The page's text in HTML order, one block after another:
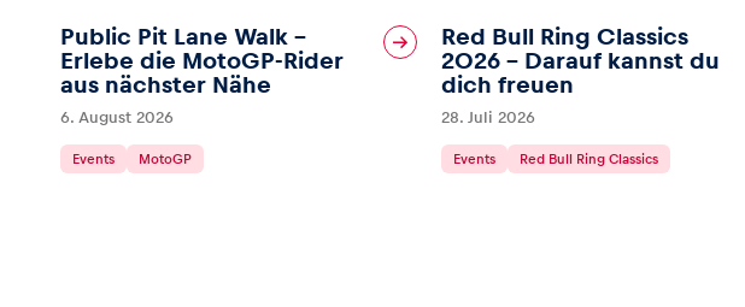
Public Pit Lane Walk –
Erlebe die MotoGP-Rider
aus nächster Nähe
6. August 2026
Events MotoGP
Red Bull Ring Classics
2026 – Darauf kannst du
dich freuen
28. Juli 2026
Events Red Bull Ring Classics